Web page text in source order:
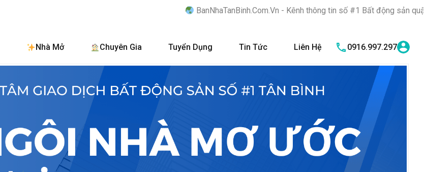
BanNhaTanBinh.Com.Vn - Kênh thông tin số #1 Bất động sản quận Tân Bình
Nhà Mở Chuyên Gia Tuyển Dụng Tin Tức Liên Hệ 0916.997.297